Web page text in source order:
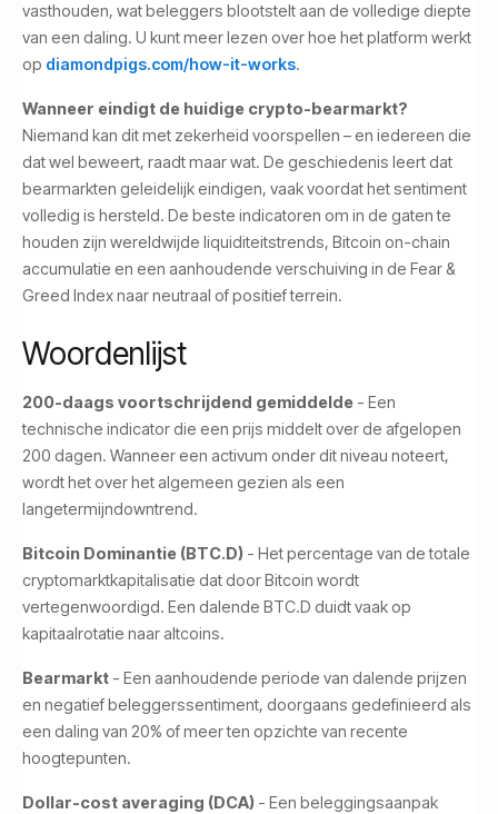
vasthouden, wat beleggers blootstelt aan de volledige diepte
van een daling. U kunt meer lezen over hoe het platform werkt
op diamondpigs.com/how-it-works.
Wanneer eindigt de huidige crypto-bearmarkt?
Niemand kan dit met zekerheid voorspellen – en iedereen die
dat wel beweert, raadt maar wat. De geschiedenis leert dat
bearmarkten geleidelijk eindigen, vaak voordat het sentiment
volledig is hersteld. De beste indicatoren om in de gaten te
houden zijn wereldwijde liquiditeitstrends, Bitcoin on-chain
accumulatie en een aanhoudende verschuiving in de Fear &
Greed Index naar neutraal of positief terrein.
Woordenlijst
200-daags voortschrijdend gemiddelde - Een
technische indicator die een prijs middelt over de afgelopen
200 dagen. Wanneer een activum onder dit niveau noteert,
wordt het over het algemeen gezien als een
langetermijndowntrend.
Bitcoin Dominantie (BTC.D) - Het percentage van de totale
cryptomarktkapitalisatie dat door Bitcoin wordt
vertegenwoordigd. Een dalende BTC.D duidt vaak op
kapitaalrotatie naar altcoins.
Bearmarkt - Een aanhoudende periode van dalende prijzen
en negatief beleggerssentiment, doorgaans gedefinieerd als
een daling van 20% of meer ten opzichte van recente
hoogtepunten.
Dollar-cost averaging (DCA) - Een beleggingsaanpak